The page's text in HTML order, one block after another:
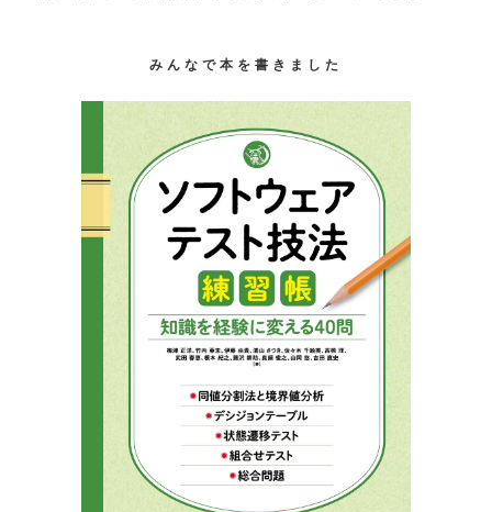
みんなで本を書きました